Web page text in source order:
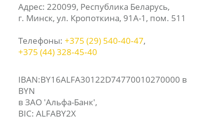
Адрес: 220099, Республика Беларусь,
г. Минск, ул. Кропоткина, 91А-1, пом. 511
Телефоны: +375 (29) 540‑40‑47,
+375 (44) 328‑45‑40
IBAN:BY16ALFA30122D74770010270000 в
BYN
в ЗАО 'Альфа-Банк',
BIC: ALFABY2X